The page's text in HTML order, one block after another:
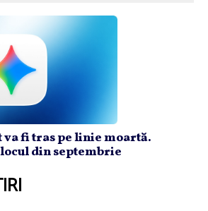
va fi tras pe linie moartă.
din septembrie